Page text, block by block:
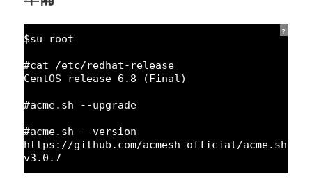
?
$su root
#cat /etc/redhat-release
CentOS release 6.8 (Final)
#acme.sh --upgrade
#acme.sh --version
https: //github.com/acmesh-official/acme.sh
v3. 0.7